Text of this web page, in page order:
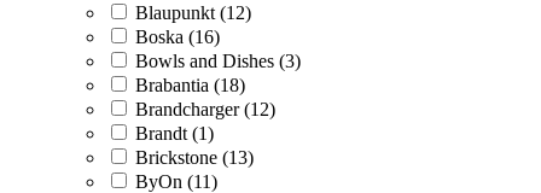
Blaupunkt (12)
Boska (16)
Bowls and Dishes (3)
Brabantia (18)
Brandcharger (12)
Brandt (1)
Brickstone (13)
ByOn (11)